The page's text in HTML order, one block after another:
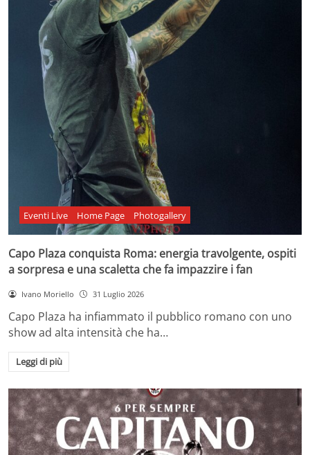
Eventi Live Home Page Photogallery
Capo Plaza conquista Roma: energia travolgente, ospiti
a sorpresa e una scaletta che fa impazzire i fan
Ivano Moriello 31 Luglio 2026
Capo Plaza ha infiammato il pubblico romano con uno
show ad alta intensità che ha…
Leggi di più